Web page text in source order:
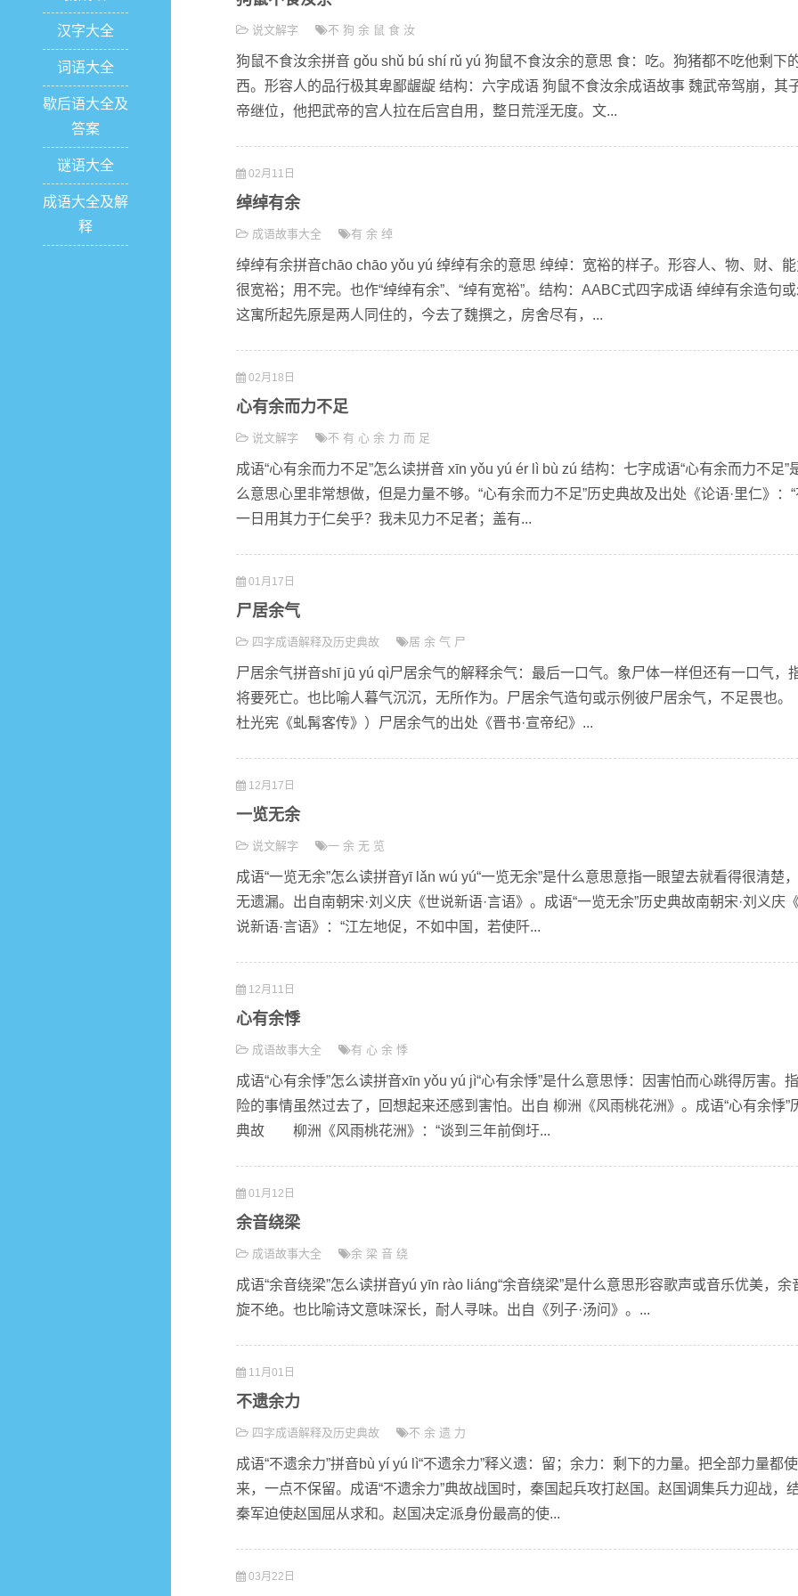
汉字大全
词语大全
歇后语大全及
答案
谜语大全
成语大全及解
释
说文解字 不 狗 余 鼠 食 汝
狗鼠不食汝余拼音 gǒu shǔ bú shí rǔ yú 狗鼠不食汝余的意思 食：吃。狗猪都不吃他剩下
西。形容人的品行极其卑鄙龌龊 结构：六字成语 狗鼠不食汝余成语故事 魏武帝驾崩，其
帝继位，他把武帝的宫人拉在后宫自用，整日荒淫无度。文...
02月11日
绰绰有余
成语故事大全 有 余 绰
绰绰有余拼音chāo chāo yǒu yú 绰绰有余的意思 绰绰：宽裕的样子。形容人、物、财、
很宽裕；用不完。也作“绰绰有余”、“绰有宽裕”。结构：AABC式四字成语 绰绰有余造句或
这寓所起先原是两人同住的，今去了魏撰之，房舍尽有，...
02月18日
心有余而力不足
说文解字 不 有 心 余 力 而 足
成语“心有余而力不足”怎么读拼音 xīn yǒu yú ér lì bù zú 结构：七字成语“心有余而力不足”
么意思心里非常想做，但是力量不够。“心有余而力不足”历史典故及出处《论语·里仁》：
一日用其力于仁矣乎？我未见力不足者；盖有...
01月17日
尸居余气
四字成语解释及历史典故 居 余 气 尸
尸居余气拼音shī jū yú qì尸居余气的解释余气：最后一口气。象尸体一样但还有一口气，
将要死亡。也比喻人暮气沉沉，无所作为。尸居余气造句或示例彼尸居余气，不足畏也。
杜光宪《虬髯客传》）尸居余气的出处《晋书·宣帝纪》...
12月17日
一览无余
说文解字 一 余 无 览
成语“一览无余”怎么读拼音yī lǎn wú yú“一览无余”是什么意思意指一眼望去就看得很清楚
无遗漏。出自南朝宋·刘义庆《世说新语·言语》。成语“一览无余”历史典故南朝宋·刘义庆
说新语·言语》：“江左地促，不如中国，若使阡...
12月11日
心有余悸
成语故事大全 有 心 余 悸
成语“心有余悸”怎么读拼音xīn yǒu yú jì“心有余悸”是什么意思悸：因害怕而心跳得厉害。
险的事情虽然过去了，回想起来还感到害怕。出自 柳洲《风雨桃花洲》。成语“心有余悸”
典故 柳洲《风雨桃花洲》：“谈到三年前倒圩...
01月12日
余音绕梁
成语故事大全 余 梁 音 绕
成语“余音绕梁”怎么读拼音yú yīn rào liáng“余音绕梁”是什么意思形容歌声或音乐优美，余
旋不绝。也比喻诗文意味深长，耐人寻味。出自《列子·汤问》。...
11月01日
不遗余力
四字成语解释及历史典故 不 余 遗 力
成语“不遗余力”拼音bù yí yú lì“不遗余力”释义遗：留；余力：剩下的力量。把全部力量都
来，一点不保留。成语“不遗余力”典故战国时，秦国起兵攻打赵国。赵国调集兵力迎战，
秦军迫使赵国屈从求和。赵国决定派身份最高的使...
03月22日